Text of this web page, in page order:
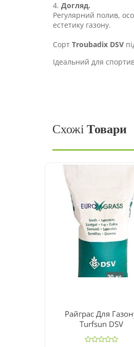
Догляд.
Регулярний полив,
естетику газону.
Сорт Troubadix DSV
Ідеальний для
Схожі Товари
Райграс Для
Turfsun DSV